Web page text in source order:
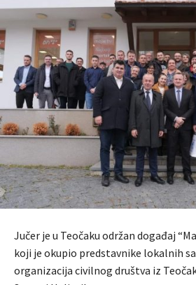
Jučer je u Teočaku održan događaj
koji je okupio predstavnike lokalnih
organizacija civilnog društva iz